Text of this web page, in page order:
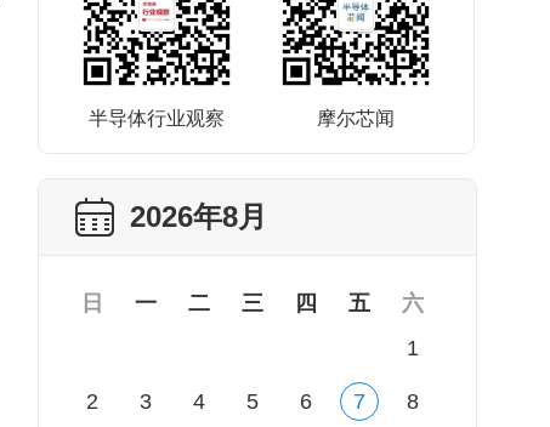
半导体行业观察 摩尔芯闻
2026年8月
日 一 二 三 四 五
六
1
2 3 4 5 6 7 8